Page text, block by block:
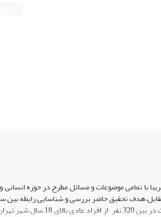
با تمامی موضوعات و مسائل مطرح در حوزه
تحقیق حاضر بررسی و شناسایی رابطه بین
مطالعه از دو قسمت مجزا تشکیل شده